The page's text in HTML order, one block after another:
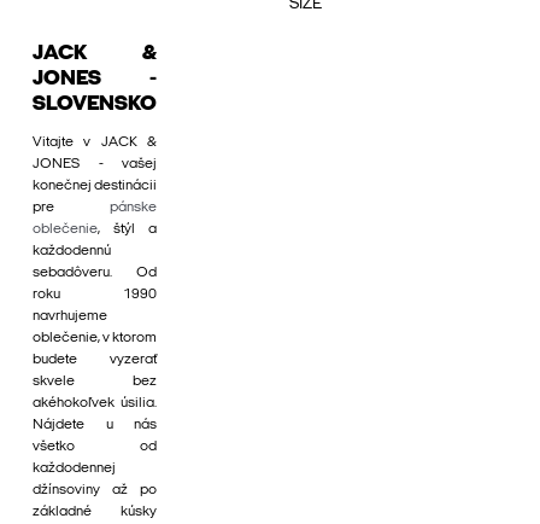
SIZE
JACK &
JONES -
SLOVENSKO
Vitajte v JACK &
JONES - vašej
konečnej destinácii
pre pánske
oblečenie, štýl a
každodennú
sebadôveru. Od
roku 1990
navrhujeme
oblečenie, v ktorom
budete vyzerať
skvele bez
akéhokoľvek úsilia.
Nájdete u nás
všetko od
každodennej
džínsoviny až po
základné kúsky